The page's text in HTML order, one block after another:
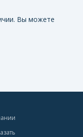
Вы можете